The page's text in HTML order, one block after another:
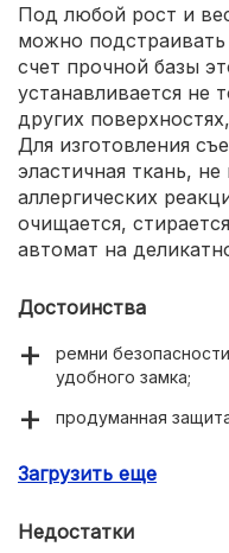
Под любой рост и
можно
счет прочной базы
устанавливается не
других
Для изготовления
эластичная ткань,
аллергических
очищается,
автомат на
Достоинства
ремни
удобного замка;
продуманная
марки;
маленьких.
Загрузить еще
Недостатки